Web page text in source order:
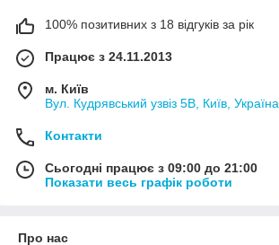
100% позитивних з 18 відгуків за рік
Працює з 24.11.2013
м. Київ
Вул. Кудрявський узвіз 5В, Київ, Україна
Контакти
Сьогодні працює з 09:00 до 21:00
Показати весь графік роботи
Про нас